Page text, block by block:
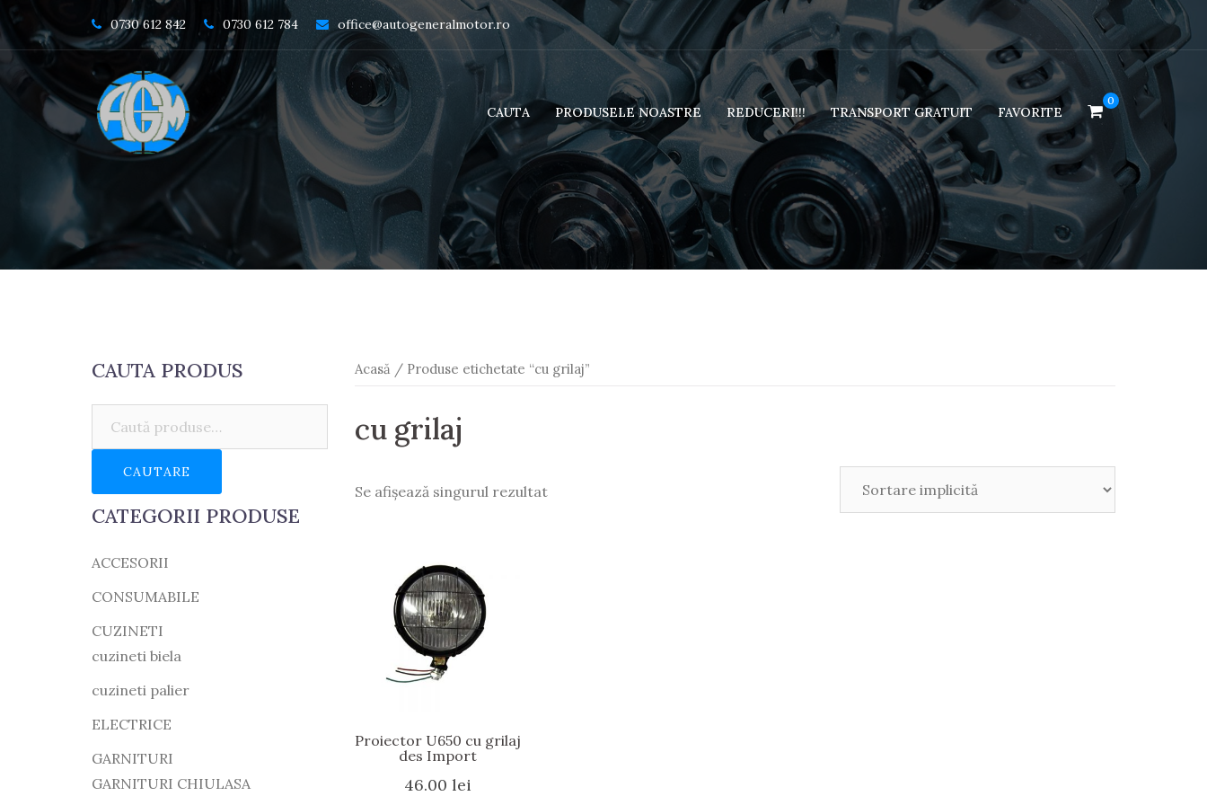
Skip
to
content
0730 612 842 0730 612 784 office@autogeneralmotor.ro
CAUTA PRODUSELE NOASTRE REDUCERI!!! TRANSPORT GRATUIT FAVORITE
0
Acasă / Produse etichetate “cu grilaj”
cu grilaj
Se afișează singurul rezultat
Proiector U650 cu grilaj
des Import
46.00lei
CAUTA PRODUS
CAUTARE
CATEGORII PRODUSE
ACCESORII
CONSUMABILE
CUZINETI
cuzineti biela
cuzineti palier
ELECTRICE
GARNITURI
GARNITURI CHIULASA